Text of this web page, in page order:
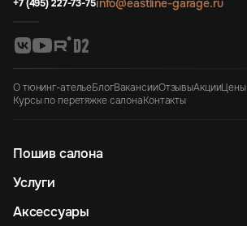
+7 (495) 227-73-75info@eastline-garage.ru
О тюнинг-ательеБлогВакансииОтзывыАкцииЦены
Курсы по перетяжке салонаКонтакты
Пошив салона
Услуги
Аксессуары